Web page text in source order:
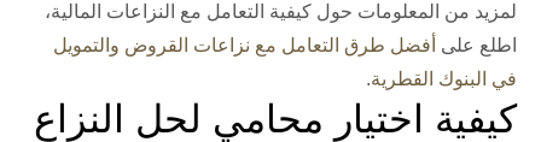
لمزيد من المعلومات حول كيفية التعامل مع النزاعات المالية،
اطلع على أفضل طرق التعامل مع نزاعات القروض والتمويل
في البنوك القطرية.
كيفية اختيار محامي لحل النزاع